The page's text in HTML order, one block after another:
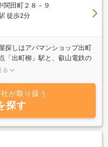
関田町２８－９
徒歩2分
探しはアパマンショップ出町
「出町柳」駅と、叡山電鉄の
ア。京都大学も程近くにあ
で、社会人の方にも人気で
、大きな病院や商店街、薬局
リアとなっています。元気で
のご来店をお待ちしておりま
る
が取り扱う
探す